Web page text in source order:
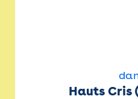
Hauts Cris